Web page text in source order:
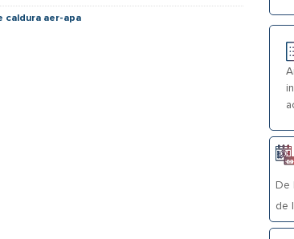
caldura aer-apa
De
de